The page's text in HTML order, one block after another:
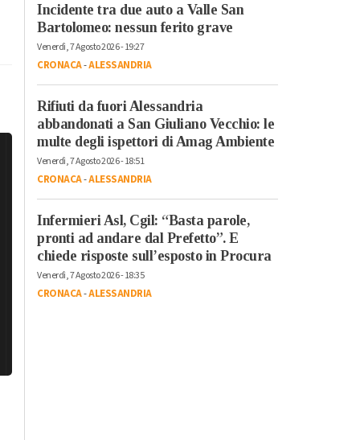
Incidente tra due auto a Valle San
Bartolomeo: nessun ferito grave
Venerdì, 7 Agosto 2026 - 19:27
CRONACA-ALESSANDRIA
Rifiuti da fuori Alessandria
abbandonati a San Giuliano Vecchio: le
multe degli ispettori di Amag Ambiente
Venerdì, 7 Agosto 2026 - 18:51
CRONACA-ALESSANDRIA
Infermieri Asl, Cgil: “Basta parole,
pronti ad andare dal Prefetto”. E
chiede risposte sull’esposto in Procura
Venerdì, 7 Agosto 2026 - 18:35
CRONACA-ALESSANDRIA